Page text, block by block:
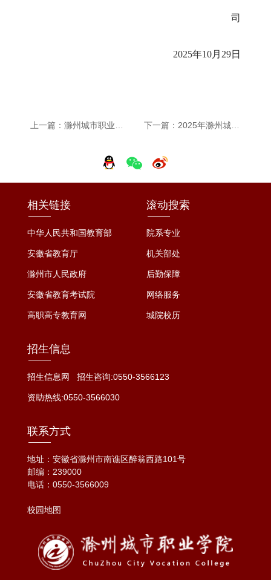
司
2025年10月29日
上一篇：滁州城市职业学院废弃无主电动自行车、自行车公开处置通告 下一篇：2025年滁州城市职业学院护理学院新生工作服采购项目（二次）招标公告
相关链接
中华人民共和国教育部
安徽省教育厅
滁州市人民政府
安徽省教育考试院
高职高专教育网
滚动搜索
院系专业
机关部处
后勤保障
网络服务
城院校历
招生信息
招生信息网 招生咨询:0550-3566123
资助热线:0550-3566030
联系方式
地址：安徽省滁州市南谯区醉翁西路101号
邮编：239000
电话： 0550-3566009
校园地图